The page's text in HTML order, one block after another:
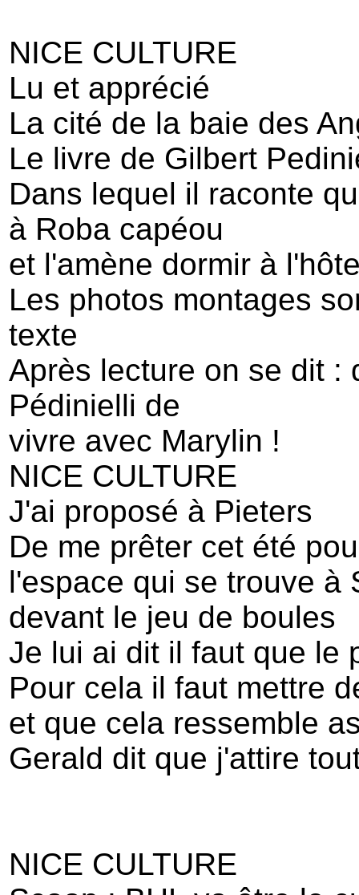
NICE CULTURE
Lu et apprécié
La cité de la baie des
Le livre de Gilbert
Dans lequel il raconte
à Roba capéou
et l'amène dormir à
Les photos montages
texte
Après lecture on se dit :
Pédinielli de
vivre avec Marylin !
NICE CULTURE
J'ai proposé à Pieters
De me prêter cet été
l'espace qui se trouve à
devant le jeu de boules
Je lui ai dit il faut que le
Pour cela il faut mettre
et que cela ressemble
Gerald dit que j'attire
NICE CULTURE